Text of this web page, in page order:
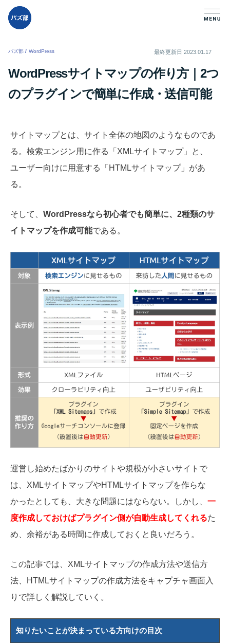
バズ部 / WordPress 最終更新日 2023.01.17
WordPressサイトマップの作り方｜2つ
のプラグインで簡単に作成・送信可能
サイトマップとは、サイト全体の地図のようなものであ
る。検索エンジン用に作る「XMLサイトマップ」と、
ユーザー向けに用意する「HTMLサイトマップ」があ
る。
そして、 WordPressなら初心者でも簡単に、2種類のサ
イトマップを作成可能である。
運営し始めたばかりのサイトや規模が小さいサイトで
は、XMLサイトマップやHTMLサイトマップを作らな
かったとしても、大きな問題にはならない。しかし、 一
度作成しておけばプラグイン側が自動生成してくれるた
め、余裕がある時間に作成しておくと良いだろう。
この記事では、XMLサイトマップの作成方法や送信方
法、HTMLサイトマップの作成方法をキャプチャ画面入
りで詳しく解説していく。
知りたいことが決まっている方向けの目次